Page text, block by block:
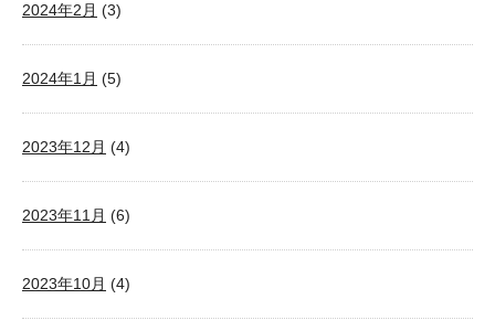
2024年2月 (3)
2024年1月 (5)
2023年12月 (4)
2023年11月 (6)
2023年10月 (4)